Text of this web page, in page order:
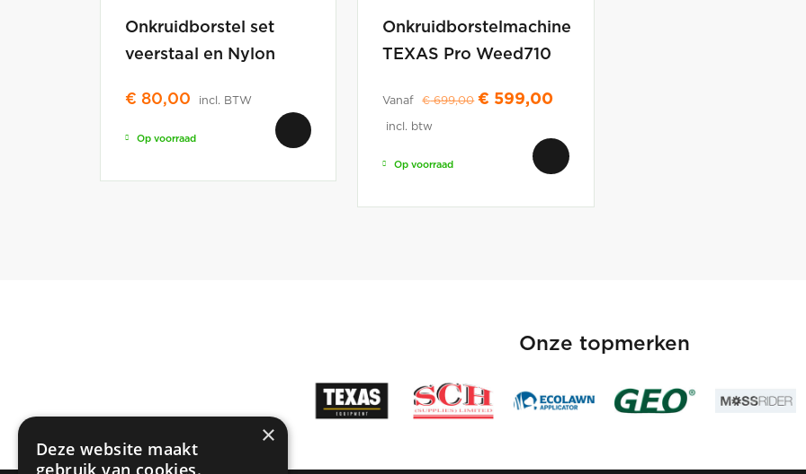
Onkruidborstel set
veerstaal en Nylon
€ 80,00 incl. BTW
Op voorraad
Onkruidborstelmachine
TEXAS Pro Weed710
Vanaf €699,00 € 599,00
incl. btw
Op voorraad
Onze topmerken
×
Deze website maakt
gebruik van cookies.